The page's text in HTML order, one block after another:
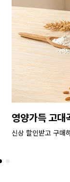
버터로 만
더 좋은 품질과